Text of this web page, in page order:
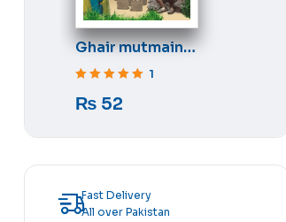
Ghair mutmain
gaon
1
₨ 52
Fast Delivery
All over Pakistan